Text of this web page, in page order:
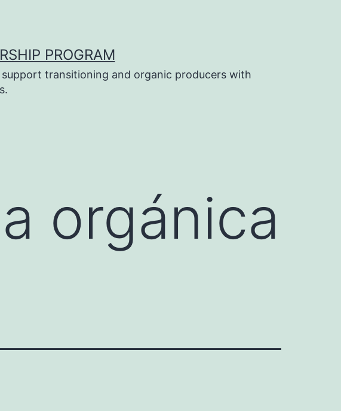
PROGRAM
support transitioning and organic producers with
orgánica